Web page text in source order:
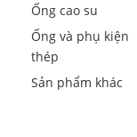
Ống cao su
Ống và phụ kiện
thép
Sản phẩm khác